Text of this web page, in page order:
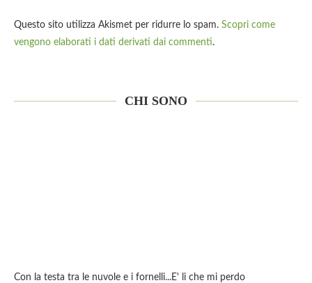
Questo sito utilizza Akismet per ridurre lo spam. Scopri come
vengono elaborati i dati derivati dai commenti.
CHI SONO
Con la testa tra le nuvole e i fornelli...E' li che mi perdo